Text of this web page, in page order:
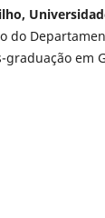
do
graduação em